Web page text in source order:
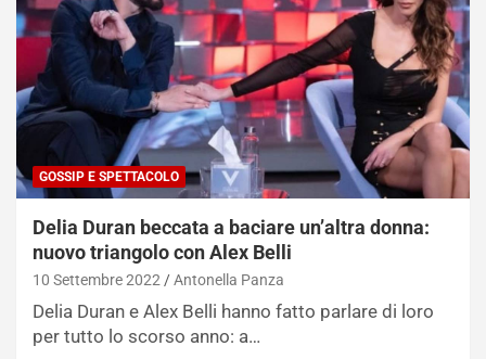
GOSSIP E SPETTACOLO
Delia Duran beccata a baciare un’altra donna:
nuovo triangolo con Alex Belli
10 Settembre 2022 Antonella Panza
Delia Duran e Alex Belli hanno fatto parlare di loro
per tutto lo scorso anno: a…